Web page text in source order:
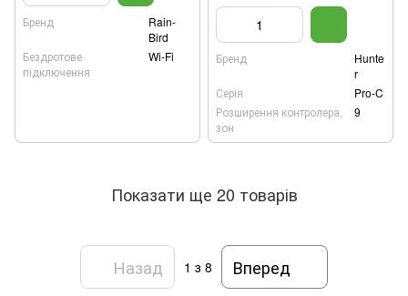
Бренд
Rain-
Bird
Бездротове
підключення
Wi-Fi Бренд
Hunte
r
Серія
Pro-C
Розширення контролера,
зон
9
Показати ще 20 товарів
Назад 1 з 8 Вперед